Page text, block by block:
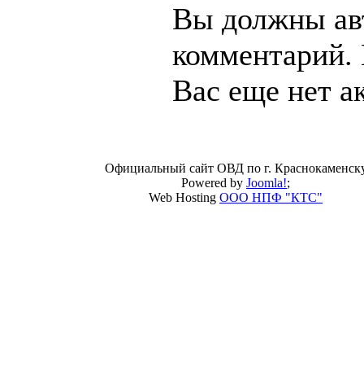
Вы должны
комментарий.
Вас еще нет
Официальный сайт ОВД по г.
Powered by Joomla!;
Web Hosting ООО НПФ "КТС"